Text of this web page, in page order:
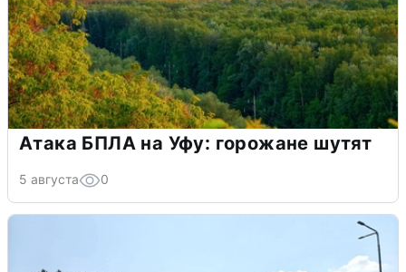
Атака БПЛА на Уфу: горожане шутят
5 августа 0